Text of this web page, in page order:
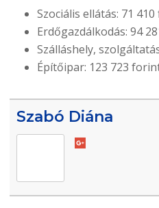
Szociális ellátás: 71
Erdőgazdálkodás: 94
Szálláshely,
Építőipar: 123 723
Szabó Diána